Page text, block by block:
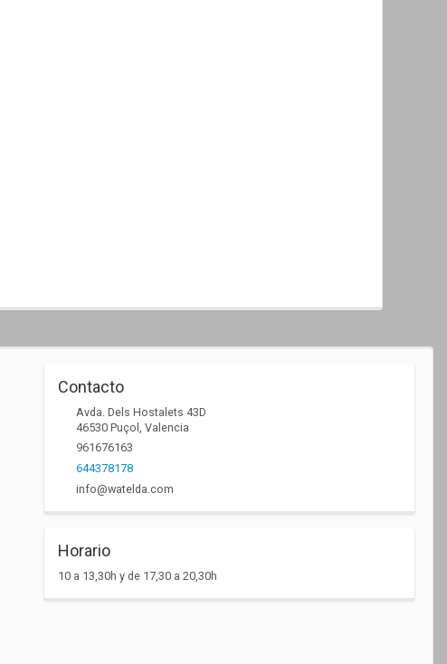
Contacto
Avda. Dels Hostalets 43D
46530 Puçol , Valencia
961676163
644378178
info@watelda.com
Horario
10 a 13,30h y de 17,30 a 20,30h